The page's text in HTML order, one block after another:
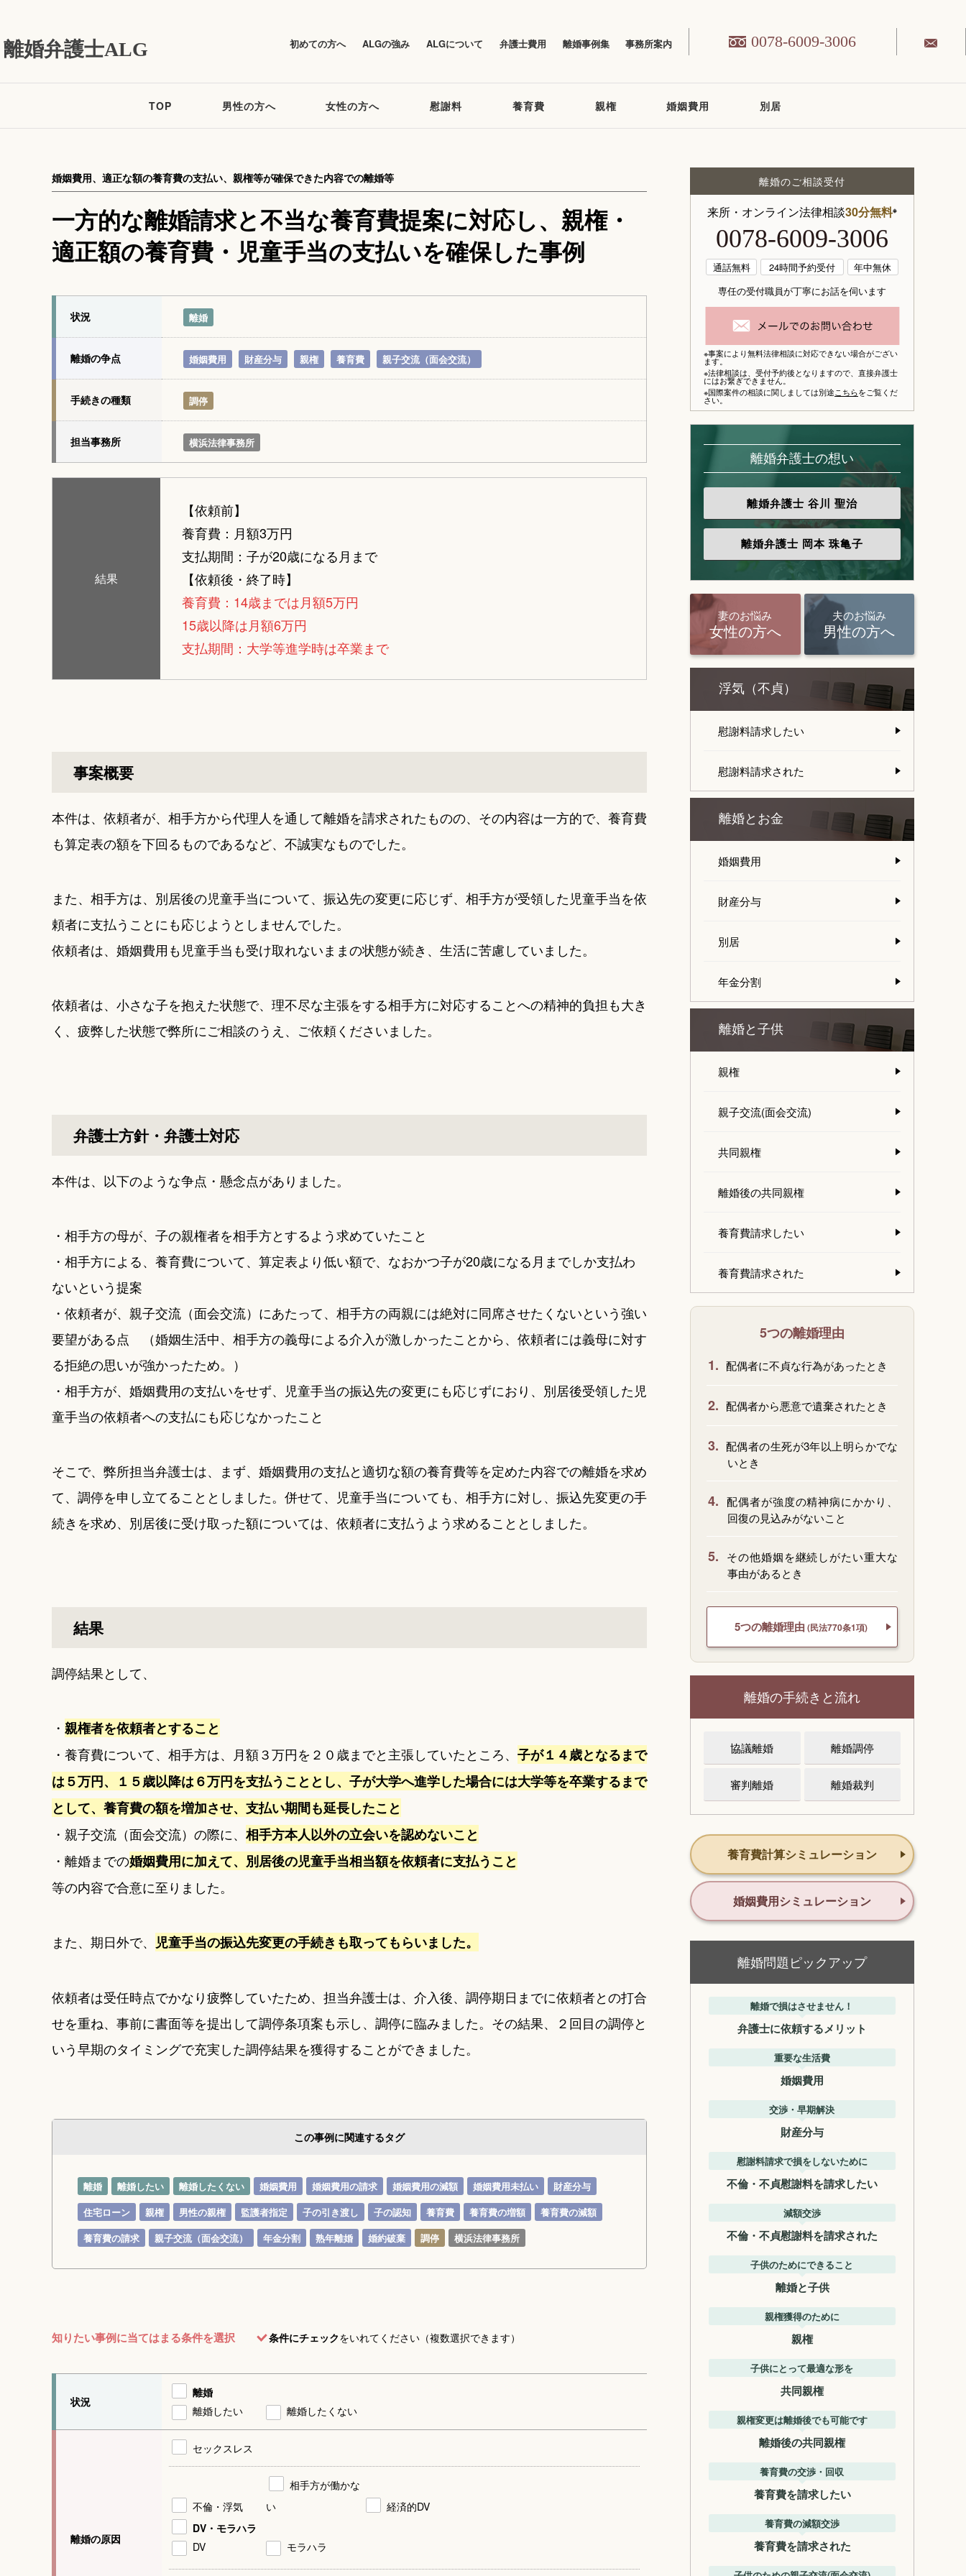
離婚弁護士ALG 初めての方へ ALGの強み ALGについて 弁護士費用 離婚事例集 事務所案内 0078-6009-3006
TOP 男性の方へ 女性の方へ 慰謝料 養育費 親権 婚姻費用 別居
一方的な離婚請求と不当な養育費提案に対応し、親権・
適正額の養育費・児童手当の支払いを確保した事例
婚姻費用、適正な額の養育費の支払い、親権等が確保できた内容での離婚等
状況 離婚
離婚の争点 婚姻費用 財産分与 親権 養育費 親子交流（面会交流）
手続きの種類 調停
担当事務所 横浜法律事務所
結果
【依頼前】
養育費：月額3万円
支払期間：子が20歳になる月まで
【依頼後・終了時】
養育費：14歳までは月額5万円
15歳以降は月額6万円
支払期間：大学等進学時は卒業まで
事案概要
本件は、依頼者が、相手方から代理人を通して離婚を請求されたものの、その内容は一方的で、養育費
も算定表の額を下回るものであるなど、不誠実なものでした。
また、相手方は、別居後の児童手当について、振込先の変更に応じず、相手方が受領した児童手当を依
頼者に支払うことにも応じようとしませんでした。
依頼者は、婚姻費用も児童手当も受け取れないままの状態が続き、生活に苦慮していました。
依頼者は、小さな子を抱えた状態で、理不尽な主張をする相手方に対応することへの精神的負担も大き
く、疲弊した状態で弊所にご相談のうえ、ご依頼くださいました。
弁護士方針・弁護士対応
本件は、以下のような争点・懸念点がありました。
・相手方の母が、子の親権者を相手方とするよう求めていたこと
・相手方による、養育費について、算定表より低い額で、なおかつ子が20歳になる月までしか支払わ
ないという提案
・依頼者が、親子交流（面会交流）にあたって、相手方の両親には絶対に同席させたくないという強い
要望がある点 （婚姻生活中、相手方の義母による介入が激しかったことから、依頼者には義母に対す
る拒絶の思いが強かったため。）
・相手方が、婚姻費用の支払いをせず、児童手当の振込先の変更にも応じずにおり、別居後受領した児
童手当の依頼者への支払にも応じなかったこと
そこで、弊所担当弁護士は、まず、婚姻費用の支払と適切な額の養育費等を定めた内容での離婚を求め
て、調停を申し立てることとしました。併せて、児童手当についても、相手方に対し、振込先変更の手
続きを求め、別居後に受け取った額については、依頼者に支払うよう求めることとしました。
結果
調停結果として、
・ 親権者を依頼者とすること
・養育費について、相手方は、月額３万円を２０歳までと主張していたところ、 子が１４歳となるまで
は５万円、１５歳以降は６万円を支払うこととし、子が大学へ進学した場合には大学等を卒業するまで
として、養育費の額を増加させ、支払い期間も延長したこと
・親子交流（面会交流）の際に、 相手方本人以外の立会いを認めないこと
・離婚までの婚姻費用に加えて、別居後の児童手当相当額を依頼者に支払うこと
等の内容で合意に至りました。
また、期日外で、 児童手当の振込先変更の手続きも取ってもらいました。
依頼者は受任時点でかなり疲弊していたため、担当弁護士は、介入後、調停期日までに依頼者との打合
せを重ね、事前に書面等を提出して調停条項案も示し、調停に臨みました。その結果、２回目の調停と
いう早期のタイミングで充実した調停結果を獲得することができました。
この事例に関連するタグ
離婚 離婚したい 離婚したくない 婚姻費用 婚姻費用の請求 婚姻費用の減額 婚姻費用未払い
財産分与
住宅ローン
親権 男性の親権 監護者指定 子の引き渡し 子の認知 養育費 養育費の増額
養育費の減額
養育費の請求
親子交流（面会交流） 年金分割 熟年離婚 婚約破棄 調停 横浜法律事務所
知りたい事例に当てはまる条件を選択 条件にチェックをいれてください（複数選択できます）
状況
離婚
離婚したい
離婚したくない
離婚の原因
セックスレス
不倫・浮気
相手方が働かな
い
経済的DV
DV・モラハラ
DV
モラハラ
離婚のご相談受付
来所・オンライン法律相談30分無料※
0078-6009-3006
通話無料 24時間予約受付
年中無休
専任の受付職員が丁寧にお話を伺います
※事案により無料法律相談に対応できない場合がござい
ます。
※法律相談は、 受付予約後となりますので、 直接弁護士
にはお繋ぎできません。
※国際案件の相談に関しましては別途こちらをご覧くだ
さい。
離婚弁護士の想い
離婚弁護士 谷川 聖治
離婚弁護士 岡本 珠亀子
妻のお悩み
女性の方へ
夫のお悩み
男性の方へ
浮気（不貞）
慰謝料請求したい
慰謝料請求された
離婚とお金
婚姻費用
財産分与
別居
年金分割
離婚と子供
親権
親子交流(面会交流)
共同親権
離婚後の共同親権
養育費請求したい
養育費請求された
5つの離婚理由
1. 配偶者に不貞な行為があったとき
2. 配偶者から悪意で遺棄されたとき
3. 配偶者の生死が3年以上明らかでな
いとき
4. 配偶者が強度の精神病にかかり、
回復の見込みがないこと
5.
その他婚姻を継続しがたい重大な
事由があるとき
5つの離婚理由 (民法770条1項)
離婚の手続きと流れ
協議離婚 離婚調停
審判離婚 離婚裁判
養育費計算シミュレーション
婚姻費用シミュレーション
離婚問題ピックアップ
離婚で損はさせません！
弁護士に依頼するメリット
重要な生活費
婚姻費用
交渉・早期解決
財産分与
慰謝料請求で損をしないために
不倫・不貞慰謝料を請求したい
減額交渉
不倫・不貞慰謝料を請求された
子供のためにできること
離婚と子供
親権獲得のために
親権
子供にとって最適な形を
共同親権
親権変更は離婚後でも可能です
離婚後の共同親権
養育費の交渉・回収
養育費を請求したい
養育費の減額交渉
養育費を請求された